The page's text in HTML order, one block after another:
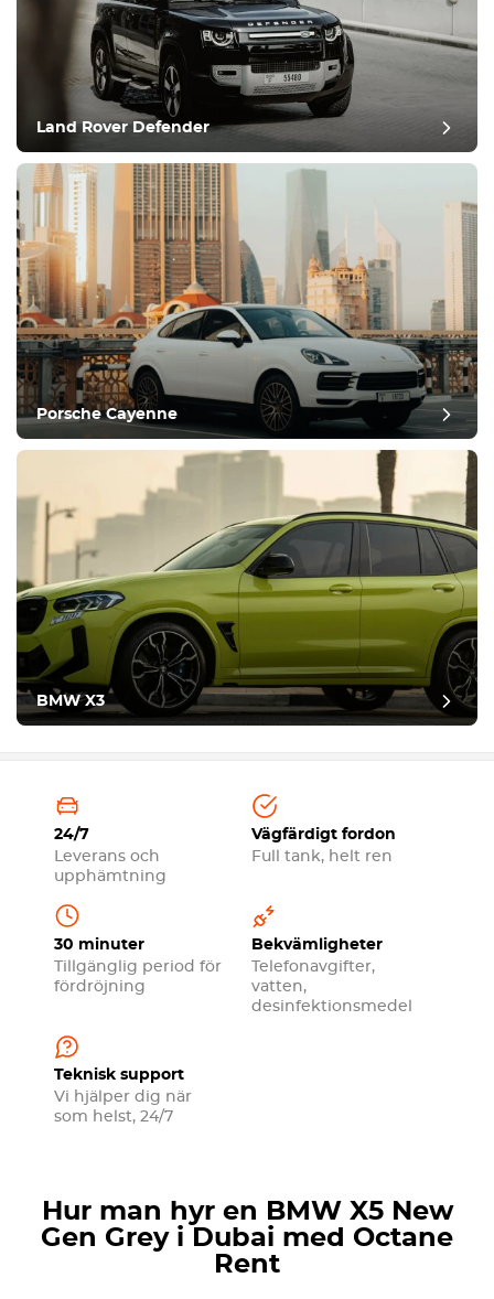
Land Rover Defender
Porsche Cayenne
BMW X3
24/7
Leverans och
upphämtning
Vägfärdigt fordon
Full tank, helt ren
30 minuter
Tillgänglig period för
fördröjning
Bekvämligheter
Telefonavgifter,
vatten,
desinfektionsmedel
Teknisk support
Vi hjälper dig när
som helst, 24/7
Hur man hyr en BMW X5 New
Gen Grey i Dubai med Octane
Rent